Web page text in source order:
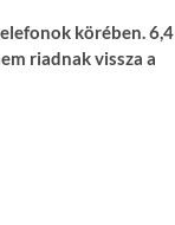
körében. 6,4
riadnak vissza a